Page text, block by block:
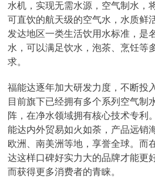
水机，实现无需水源，空气制水，
可直饮的航天级的空气水，水质鲜
发达地区一类生活饮用水标准，是
水，可以满足饮水，泡茶、烹饪等
求。
福能达逐年加大研发力度，不断投
目前旗下已经拥有多个系列空气制
阵，在净水领域拥有核心技术专利
能达内外贸易如火如荼，产品远销
欧洲、南美洲等地，享誉全球。而
达这样口碑好实力大的品牌才能更
而获得更多消费者的青睐。